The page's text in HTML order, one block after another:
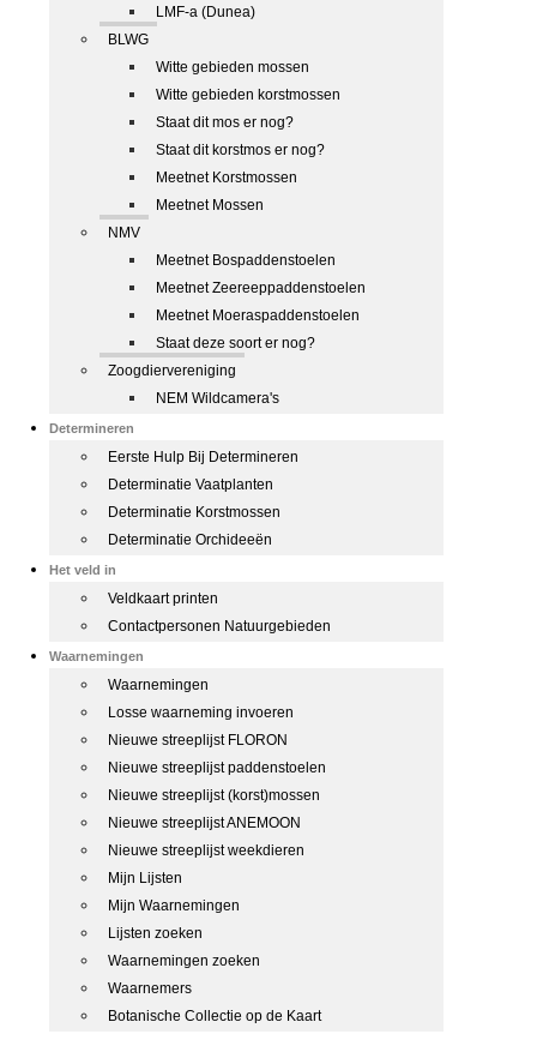
LMF-a (Dunea)
BLWG
Witte gebieden mossen
Witte gebieden korstmossen
Staat dit mos er nog?
Staat dit korstmos er nog?
Meetnet Korstmossen
Meetnet Mossen
NMV
Meetnet Bospaddenstoelen
Meetnet Zeereeppaddenstoelen
Meetnet Moeraspaddenstoelen
Staat deze soort er nog?
Zoogdiervereniging
NEM Wildcamera's
Determineren
Eerste Hulp Bij Determineren
Determinatie Vaatplanten
Determinatie Korstmossen
Determinatie Orchideeën
Het veld in
Veldkaart printen
Contactpersonen Natuurgebieden
Waarnemingen
Waarnemingen
Losse waarneming invoeren
Nieuwe streeplijst FLORON
Nieuwe streeplijst paddenstoelen
Nieuwe streeplijst (korst)mossen
Nieuwe streeplijst ANEMOON
Nieuwe streeplijst weekdieren
Mijn Lijsten
Mijn Waarnemingen
Lijsten zoeken
Waarnemingen zoeken
Waarnemers
Botanische Collectie op de Kaart